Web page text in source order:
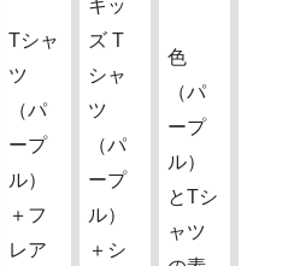
Tシャ
ツ
（パ
ープ
ル）
＋フ
レア
キッ
ズ T
シャ
ツ
（パ
ープ
ル）
＋シ
色
（パ
ープ
ル）
とTシ
ャツ